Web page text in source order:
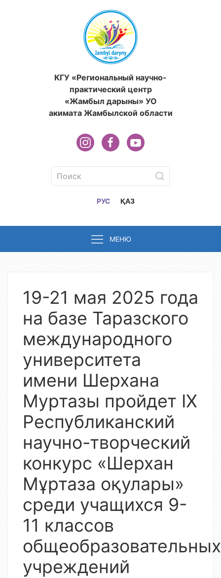
КГУ «Региональный научно-
практический центр
«Жамбыл дарыны» УО
акимата Жамбылской области
РУС ҚАЗ
МЕНЮ
19-21 мая 2025 года
на базе Таразского
международного
университета
имени Шерхана
Муртазы пройдет IX
Республиканский
научно-творческий
конкурс «Шерхан
Мұртаза оқулары»
среди учащихся 9-
11 классов
общеобразовательных
учреждений